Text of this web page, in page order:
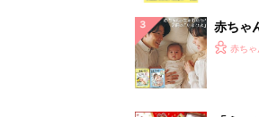
赤ちゃ
ひよ」
赤ち